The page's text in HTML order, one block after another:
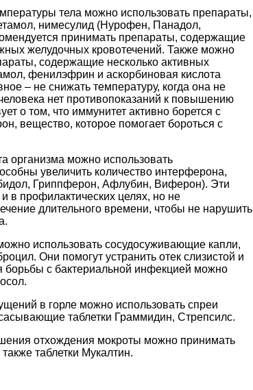
тела можно использовать препараты,
нимесулид (Нурофен, Панадол,
принимать препараты, содержащие
желудочных кровотечений. Также можно
содержащие несколько активных
фенилэфрин и аскорбиновая кислота
– не снижать температуру, когда она не
нет противопоказаний к повышению
о том, что иммунитет активно борется с
вещество, которое помогает бороться с
организма можно использовать
увеличить количество интерферона,
Гриппферон, Афлубин, Виферон). Эти
в профилактических целях, но не
длительного времени, чтобы не нарушить
использовать сосудосуживающие капли,
Они помогут устранить отек слизистой и
борьбы с бактериальной инфекцией можно
в горле можно использовать спреи
таблетки Граммидин, Стрепсилс.
отхождения мокроты можно принимать
таблетки Мукалтин.